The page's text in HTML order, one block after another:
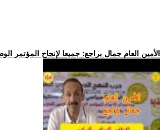
.. الأمين العام جمال براجع: جميعا لإنجاح المؤتمر